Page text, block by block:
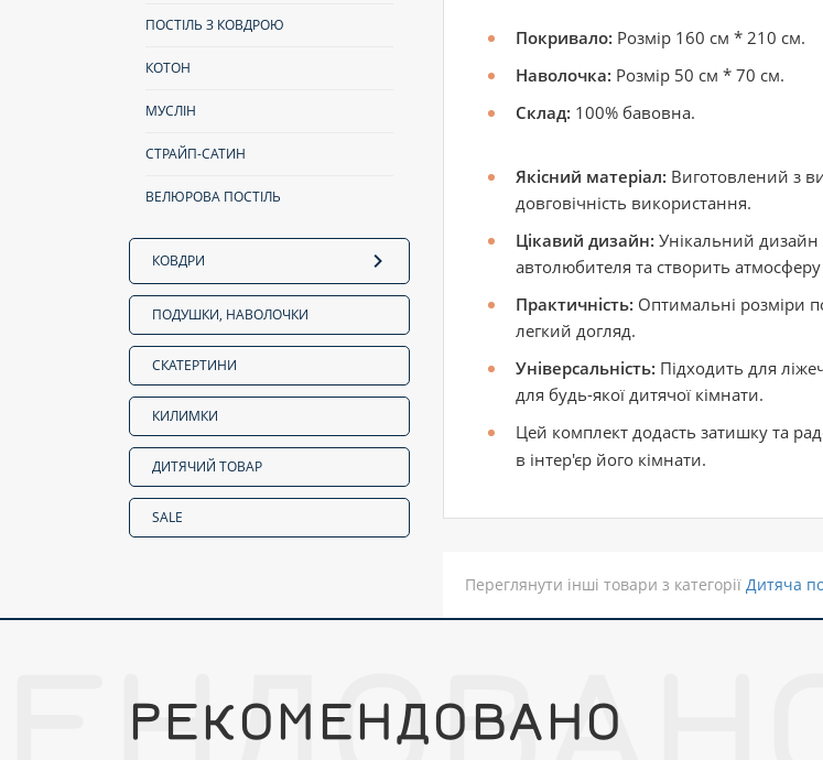
ПОСТІЛЬ З КОВДРОЮ
КОТОН
МУСЛІН
СТРАЙП-САТИН
ВЕЛЮРОВА ПОСТІЛЬ
КОВДРИ
ПОДУШКИ, НАВОЛОЧКИ
СКАТЕРТИНИ
КИЛИМКИ
ДИТЯЧИЙ ТОВАР
SALE
Покривало: Розмір 160 см * 210 см.
Наволочка: Розмір 50 см * 70 см.
Склад: 100% бавовна.
Якісний матеріал: Виготовлений з
довговічність використання.
Цікавий дизайн: Унікальний
автолюбителя та створить
Практичність: Оптимальні розміри
легкий догляд.
Універсальність: Підходить для
для будь-якої дитячої кімнати.
Цей комплект додасть затишку та
в інтер'єр його кімнати.
Переглянути інші товари з категорії Дитяча
РЕКОМЕНДОВАНО